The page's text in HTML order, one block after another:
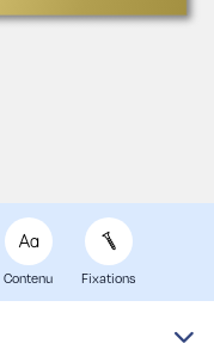
Plaque adhésive,
pose aisée
Contenu Fixations